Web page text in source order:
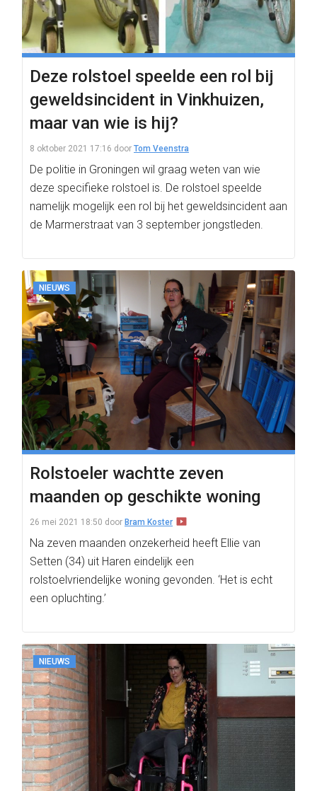
Deze rolstoel speelde een rol bij
geweldsincident in Vinkhuizen,
maar van wie is hij?
8 oktober 2021 17:16 door Tom Veenstra
De politie in Groningen wil graag weten van wie
deze specifieke rolstoel is. De rolstoel speelde
namelijk mogelijk een rol bij het geweldsincident aan
de Marmerstraat van 3 september jongstleden.
NIEUWS
Rolstoeler wachtte zeven
maanden op geschikte woning
26 mei 2021 18:50 door Bram Koster
Na zeven maanden onzekerheid heeft Ellie van
Setten (34) uit Haren eindelijk een
rolstoelvriendelijke woning gevonden. ‘Het is echt
een opluchting.’
NIEUWS